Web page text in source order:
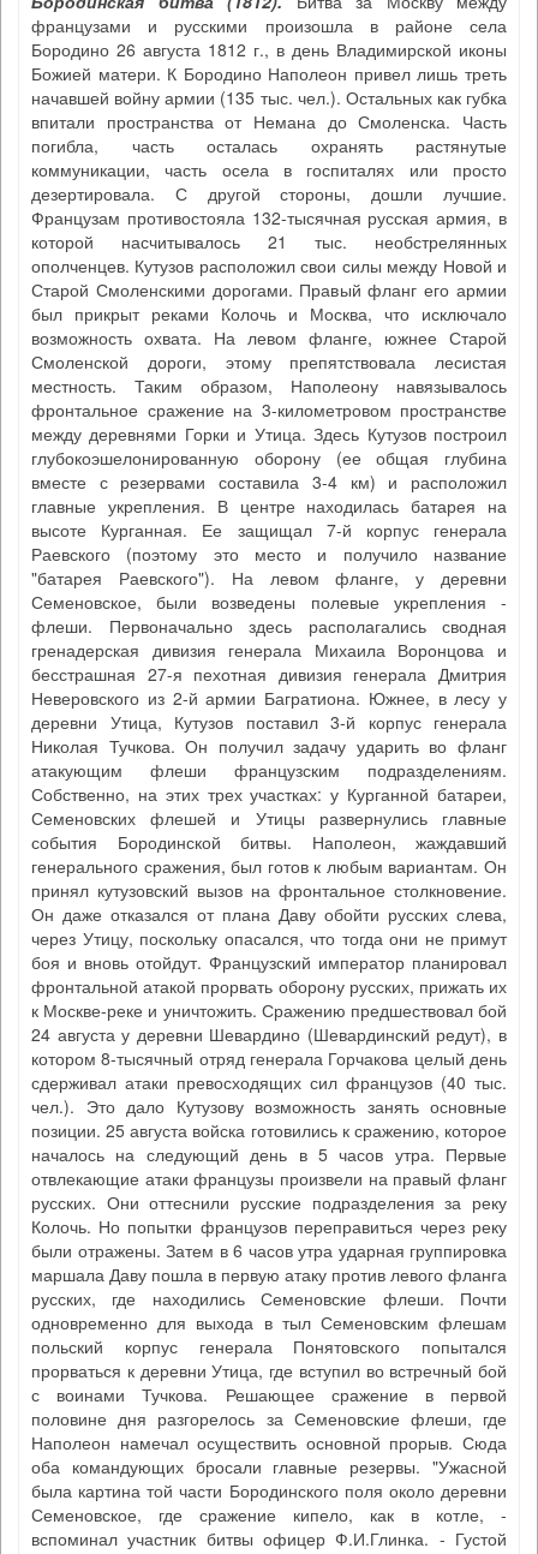
французами и русскими произошла в районе села
Бородино 26 августа 1812 г., в день Владимирской иконы
Божией матери. К Бородино Наполеон привел лишь треть
начавшей войну армии (135 тыс. чел.). Остальных как губка
впитали пространства от Немана до Смоленска. Часть
погибла, часть осталась охранять растянутые
коммуникации, часть осела в госпиталях или просто
дезертировала. С другой стороны, дошли лучшие.
Французам противостояла 132-тысячная русская армия, в
которой насчитывалось 21 тыс. необстрелянных
ополченцев. Кутузов расположил свои силы между Новой и
Старой Смоленскими дорогами. Правый фланг его армии
был прикрыт реками Колочь и Москва, что исключало
возможность охвата. На левом фланге, южнее Старой
Смоленской дороги, этому препятствовала лесистая
местность. Таким образом, Наполеону навязывалось
фронтальное сражение на 3-километровом пространстве
между деревнями Горки и Утица. Здесь Кутузов построил
глубокоэшелонированную оборону (ее общая глубина
вместе с резервами составила 3-4 км) и расположил
главные укрепления. В центре находилась батарея на
высоте Курганная. Ее защищал 7-й корпус генерала
Раевского (поэтому это место и получило название
"батарея Раевского"). На левом фланге, у деревни
Семеновское, были возведены полевые укрепления -
флеши. Первоначально здесь располагались сводная
гренадерская дивизия генерала Михаила Воронцова и
бесстрашная 27-я пехотная дивизия генерала Дмитрия
Неверовского из 2-й армии Багратиона. Южнее, в лесу у
деревни Утица, Кутузов поставил 3-й корпус генерала
Николая Тучкова. Он получил задачу ударить во фланг
атакующим флеши французским подразделениям.
Собственно, на этих трех участках: у Курганной батареи,
Семеновских флешей и Утицы развернулись главные
события Бородинской битвы. Наполеон, жаждавший
генерального сражения, был готов к любым вариантам. Он
принял кутузовский вызов на фронтальное столкновение.
Он даже отказался от плана Даву обойти русских слева,
через Утицу, поскольку опасался, что тогда они не примут
боя и вновь отойдут. Французский император планировал
фронтальной атакой прорвать оборону русских, прижать их
к Москве-реке и уничтожить. Сражению предшествовал бой
24 августа у деревни Шевардино (Шевардинский редут), в
котором 8-тысячный отряд генерала Горчакова целый день
сдерживал атаки превосходящих сил французов (40 тыс.
чел.). Это дало Кутузову возможность занять основные
позиции. 25 августа войска готовились к сражению, которое
началось на следующий день в 5 часов утра. Первые
отвлекающие атаки французы произвели на правый фланг
русских. Они оттеснили русские подразделения за реку
Колочь. Но попытки французов переправиться через реку
были отражены. Затем в 6 часов утра ударная группировка
маршала Даву пошла в первую атаку против левого фланга
русских, где находились Семеновские флеши. Почти
одновременно для выхода в тыл Семеновским флешам
польский корпус генерала Понятовского попытался
прорваться к деревни Утица, где вступил во встречный бой
с воинами Тучкова. Решающее сражение в первой
половине дня разгорелось за Семеновские флеши, где
Наполеон намечал осуществить основной прорыв. Сюда
оба командующих бросали главные резервы. "Ужасной
была картина той части Бородинского поля около деревни
Семеновское, где сражение кипело, как в котле, -
вспоминал участник битвы офицер Ф.И.Глинка. - Густой